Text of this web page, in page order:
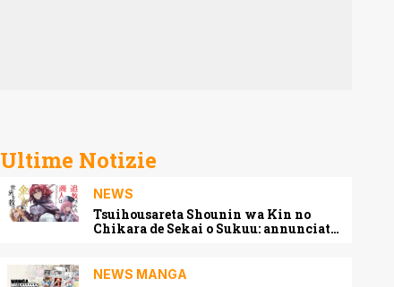
Ultime Notizie
NEWS
Tsuihousareta Shounin wa Kin no
Chikara de Sekai o Sukuu: annunciato
NEWS MANGA